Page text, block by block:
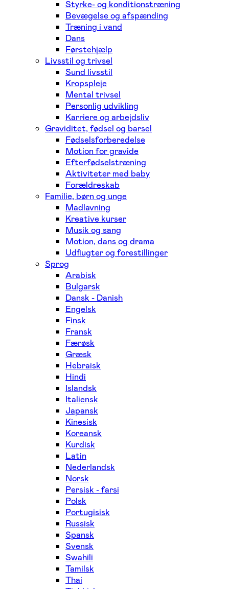
Styrke- og konditionstræning
Bevægelse og afspænding
Træning i vand
Dans
Førstehjælp
Livsstil og trivsel
Sund livsstil
Kropspleje
Mental trivsel
Personlig udvikling
Karriere og arbejdsliv
Graviditet, fødsel og barsel
Fødselsforberedelse
Motion for gravide
Efterfødselstræning
Aktiviteter med baby
Forældreskab
Familie, børn og unge
Madlavning
Kreative kurser
Musik og sang
Motion, dans og drama
Udflugter og forestillinger
Sprog
Arabisk
Bulgarsk
Dansk - Danish
Engelsk
Finsk
Fransk
Færøsk
Græsk
Hebraisk
Hindi
Islandsk
Italiensk
Japansk
Kinesisk
Koreansk
Kurdisk
Latin
Nederlandsk
Norsk
Persisk - farsi
Polsk
Portugisisk
Russisk
Spansk
Svensk
Swahili
Tamilsk
Thai